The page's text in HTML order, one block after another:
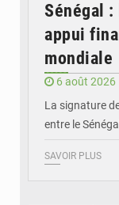
Sénégal :
appui
mondiale
6 août 2026
La signature
entre le
SAVOIR PLUS